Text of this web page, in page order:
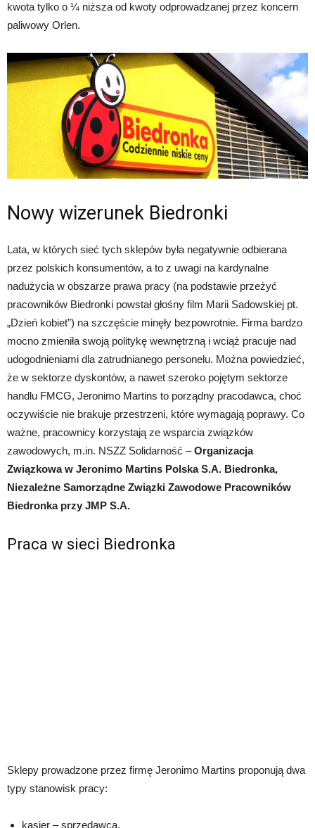
kwota tylko o ¼ niższa od kwoty odprowadzanej przez koncern
paliwowy Orlen.
Nowy wizerunek Biedronki
Lata, w których sieć tych sklepów była negatywnie odbierana
przez polskich konsumentów, a to z uwagi na kardynalne
nadużycia w obszarze prawa pracy (na podstawie przeżyć
pracowników Biedronki powstał głośny film Marii Sadowskiej pt.
„Dzień kobiet”) na szczęście minęły bezpowrotnie. Firma bardzo
mocno zmieniła swoją politykę wewnętrzną i wciąż pracuje nad
udogodnieniami dla zatrudnianego personelu. Można powiedzieć,
że w sektorze dyskontów, a nawet szeroko pojętym sektorze
handlu FMCG, Jeronimo Martins to porządny pracodawca, choć
oczywiście nie brakuje przestrzeni, które wymagają poprawy. Co
ważne, pracownicy korzystają ze wsparcia związków
zawodowych, m.in. NSZZ Solidarność –Organizacja
Związkowa w Jeronimo Martins Polska S.A. Biedronka,
Niezależne Samorządne Związki Zawodowe Pracowników
Biedronka przy JMP S.A.
Praca w sieci Biedronka
Sklepy prowadzone przez firmę Jeronimo Martins proponują dwa
typy stanowisk pracy:
kasjer – sprzedawca,